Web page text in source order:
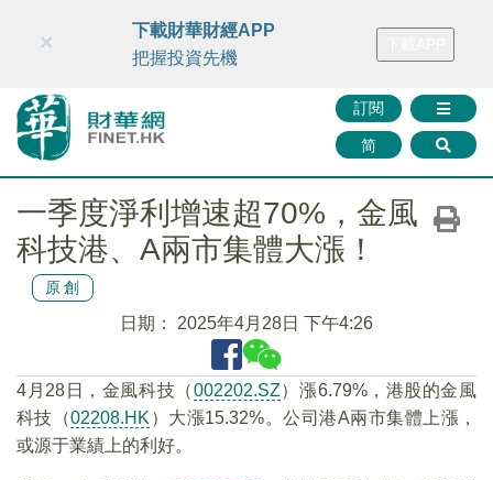
財華智庫網 FINTV FINMETA 財華證券 媒體矩陣
訂閱
简
×
下載財華財經APP
把握投資先機
一季度淨利增速超70%，金風
科技港、A兩市集體大漲！
原創
日期： 2025年4月28日 下午4:26
4月28日，金風科技（002202.SZ）漲6.79%，港股的金風
科技（02208.HK ）大漲15.32%。公司港A兩市集體上漲，
或源于業績上的利好。